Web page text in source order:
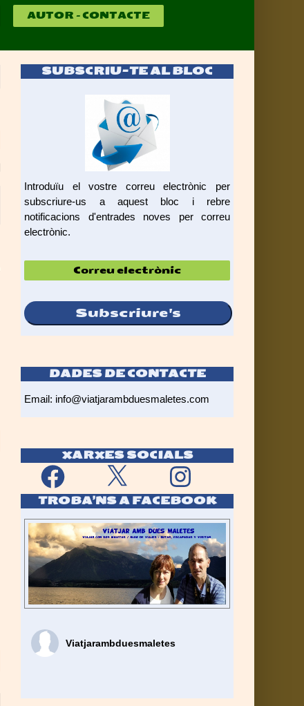
AUTOR – CONTACTE
SUBSCRIU-TE AL BLOC
Introduïu el vostre correu electrònic per
subscriure-us a aquest bloc i rebre
notificacions d'entrades noves per correu
electrònic.
electrònic
Subscriure's
DADES DE CONTACTE
Email: info@viatjarambduesmaletes.com
XARXES SOCIALS
Facebook
TROBA’NS A FACEBOOK
Viatjarambduesmaletes